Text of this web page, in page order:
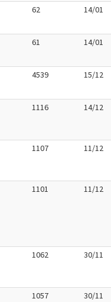
62 14/01
61 14/01
4539 15/12
1116 14/12
1107 11/12
1101 11/12
1062 30/11
1057 30/11